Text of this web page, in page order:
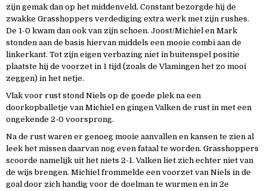
zijn gemak dan op het middenveld. Constant bezorgde hij de
zwakke Grasshoppers verdediging extra werk met zijn rushes.
De 1-0 kwam dan ook van zijn schoen. Joost/Michiel en Mark
stonden aan de basis hiervan middels een mooie combi aan de
linkerkant. Tot zijn eigen verbazing niet in buitenspel positie
plaatste hij de voorzet in 1 tijd (zoals de Vlamingen het zo mooi
zeggen) in het netje.
Vlak voor rust stond Niels op de goede plek na een
doorkopballetje van Michiel en gingen Valken de rust in met een
ongekende 2-0 voorsprong.
Na de rust waren er genoeg mooie aanvallen en kansen te zien al
leek het missen daarvan nog even fataal te worden. Grasshoppers
scoorde namelijk uit het niets 2-1. Valken liet zich echter niet van
de wijs brengen. Michiel frommelde een voorzet van Niels in de
goal door zich handig voor de doelman te wurmen en in 2e